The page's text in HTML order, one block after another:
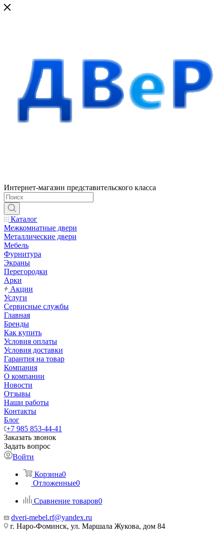
Интернет-магазин представительского класса
Каталог
Межкомнатные двери
Металлические двери
Мебель
Фурнитура
Экраны
Перегородки
Арки
Акции
Услуги
Сервисные службы
Главная
Бренды
Как купить
Условия оплаты
Условия доставки
Гарантия на товар
Компания
О компании
Новости
Отзывы
Наши работы
Контакты
Блог
+7 985 853-44-41
Заказать звонок
Задать вопрос
Войти
Корзина0
Отложенные0
Сравнение товаров0
dveri-mebel.rf@yandex.ru
г. Наро-Фоминск, ул. Маршала Жукова, дом 84